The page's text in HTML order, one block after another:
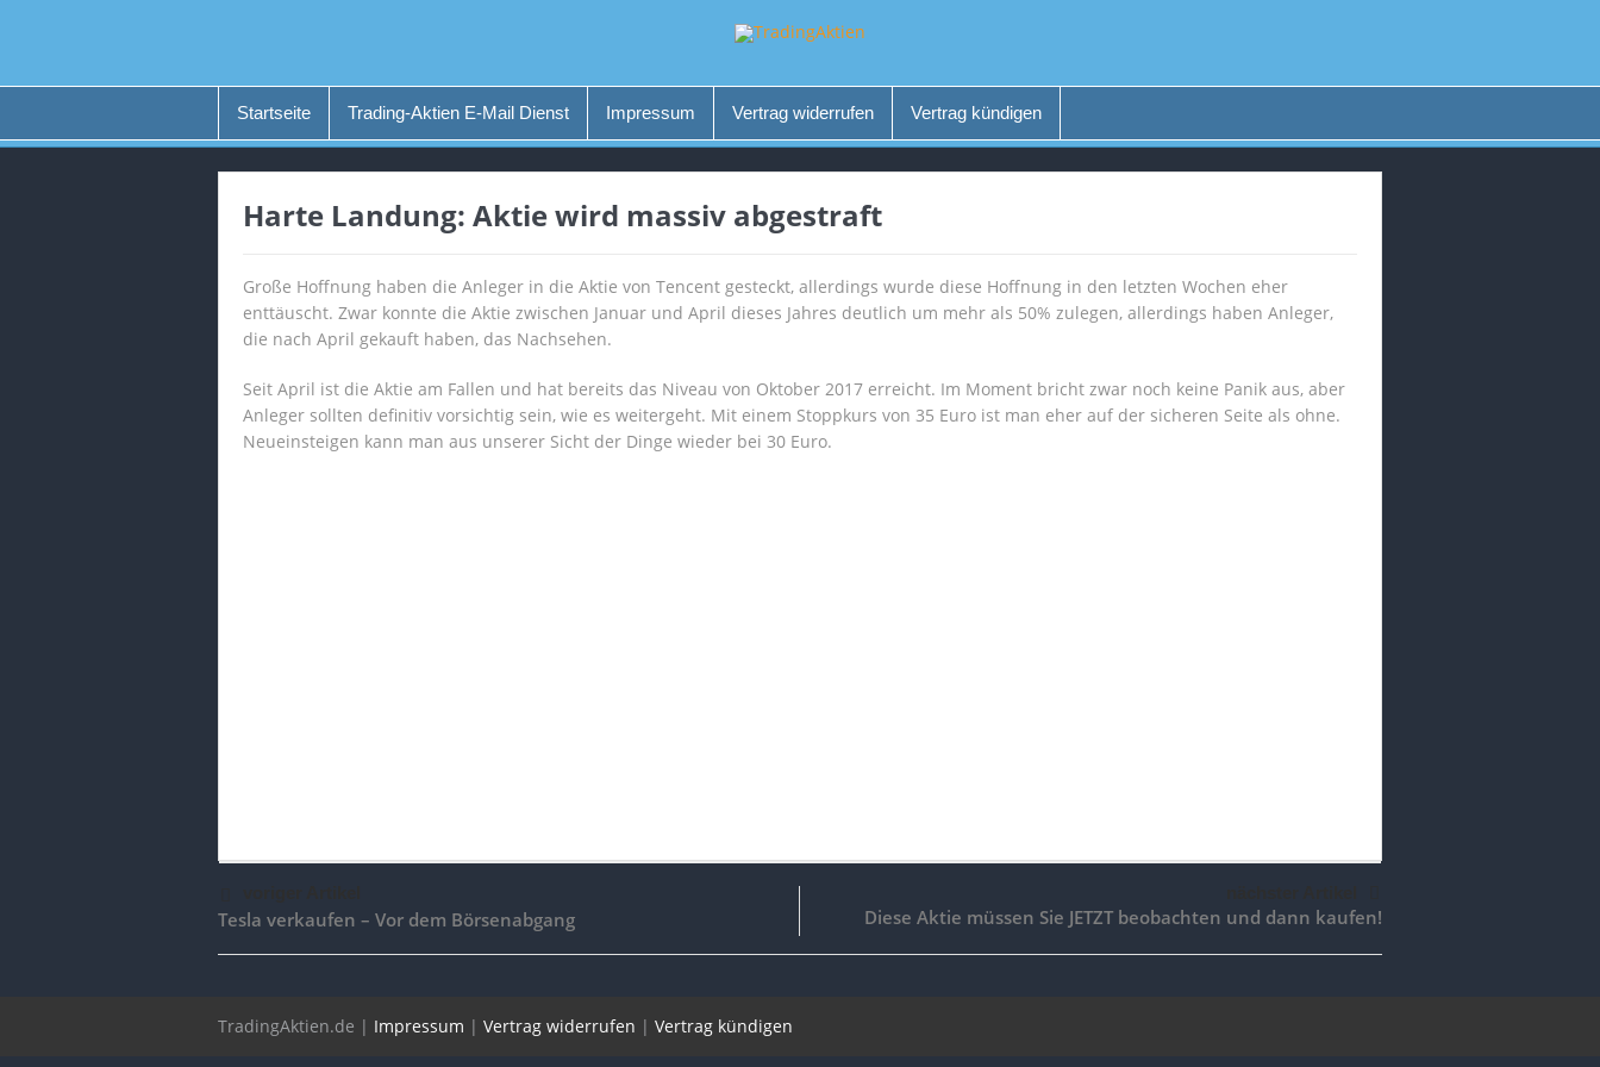
Startseite Trading-Aktien E-Mail Dienst Impressum Vertrag widerrufen Vertrag kündigen
Harte Landung: Aktie wird massiv abgestraft
Große Hoffnung haben die Anleger in die Aktie von Tencent gesteckt, allerdings wurde diese Hoffnung in den letzten Wochen eher
enttäuscht. Zwar konnte die Aktie zwischen Januar und April dieses Jahres deutlich um mehr als 50% zulegen, allerdings haben Anleger,
die nach April gekauft haben, das Nachsehen.
Seit April ist die Aktie am Fallen und hat bereits das Niveau von Oktober 2017 erreicht. Im Moment bricht zwar noch keine Panik aus, aber
Anleger sollten definitiv vorsichtig sein, wie es weitergeht. Mit einem Stoppkurs von 35 Euro ist man eher auf der sicheren Seite als ohne.
Neueinsteigen kann man aus unserer Sicht der Dinge wieder bei 30 Euro.
Tesla verkaufen – Vor dem Börsenabgang Diese Aktie müssen Sie JETZT beobachten und dann kaufen!
TradingAktien.de | Impressum | Vertrag widerrufen | Vertrag kündigen